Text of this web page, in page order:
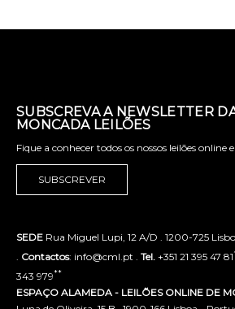
SUBSCREVA A NEWSLETTER
MONCADA LEILÕES
Fique a conhecer todos os nossos leilões online
SUBSCREVER
SEDE Rua Miguel Lupi, 12 A/D . 1200-725
Contactos: info@cml.pt . Tel. +351 21 395 47 81
343 979**
ESPAÇO ALAMEDA - LEILÕES ONLINE DE